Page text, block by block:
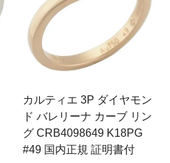
カルティエ 3P ダイヤモン
ド バレリーナ カーブ リン
グ CRB4098649 K18PG
#49 国内正規 証明書付